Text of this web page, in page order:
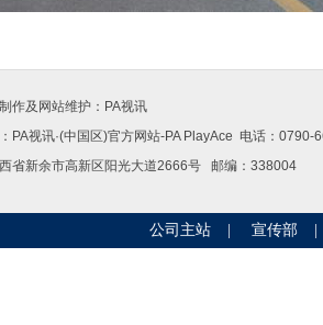
作及网站维护：PA视讯
PA视讯·(中国区)官方网站-PAPlayAce 电话：0790-
省新余市高新区阳光大道2666号邮编：338004
公司主站 宣传部